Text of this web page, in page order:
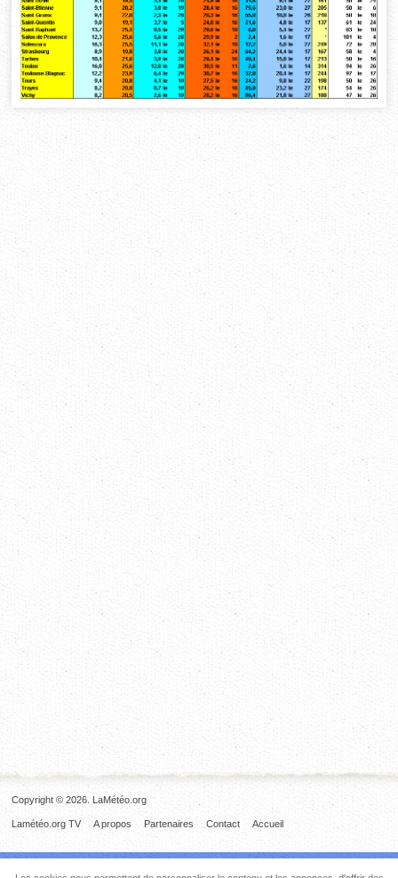
Copyright © 2026. LaMétéo.org
Accueil
Contact
Partenaires
A propos
Lamétéo.org TV